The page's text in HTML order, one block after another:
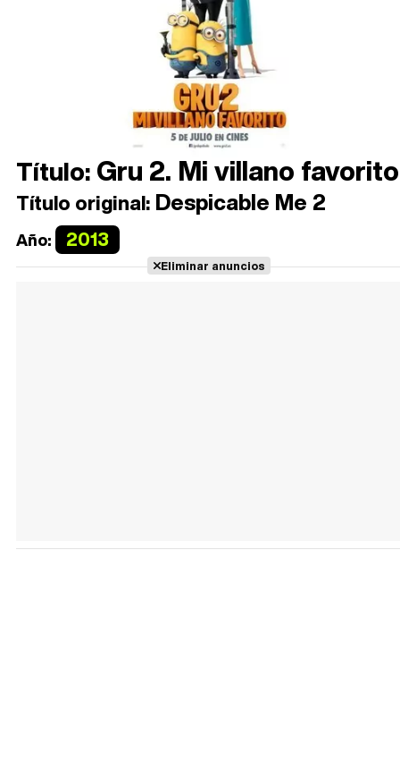
Título:Gru 2. Mi villano favorito
Título original: Despicable Me 2
Año: 2013
Eliminar anuncios